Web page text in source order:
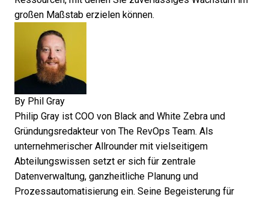
großen Maßstab erzielen können.
By Phil Gray
Philip Gray ist COO von Black and White Zebra und
Gründungsredakteur von The RevOps Team. Als
unternehmerischer Allrounder mit vielseitigem
Abteilungswissen setzt er sich für zentrale
Datenverwaltung, ganzheitliche Planung und
Prozessautomatisierung ein. Seine Begeisterung für